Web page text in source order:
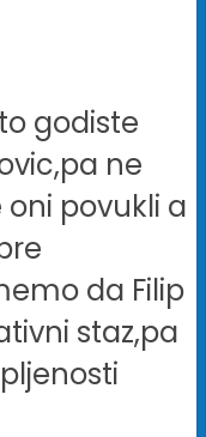
godiste
ne
povukli a
da Filip
staz,pa